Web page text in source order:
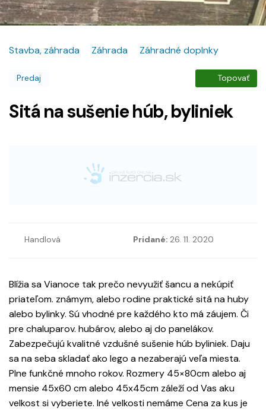
Stavba, záhrada Záhrada Záhradné doplnky
Predaj Topovať
Sitá na sušenie húb, byliniek
Handlová Pridané: 26. 11. 2020
Blížia sa Vianoce tak prečo nevyužiť šancu a nekúpiť
priateľom. známym, alebo rodine praktické sitá na huby
alebo bylinky. Sú vhodné pre každého kto má záujem. Či
pre chaluparov. hubárov, alebo aj do panelákov.
Zabezpečujú kvalitné vzdušné sušenie húb byliniek. Daju
sa na seba skladať ako lego a nezaberajú veľa miesta.
Plne funkčné mnoho rokov. Rozmery 45×80cm alebo aj
mensie 45x60 cm alebo 45x45cm záleží od Vas aku
velkost si vyberiete. Iné velkosti nemáme Cena za kus je